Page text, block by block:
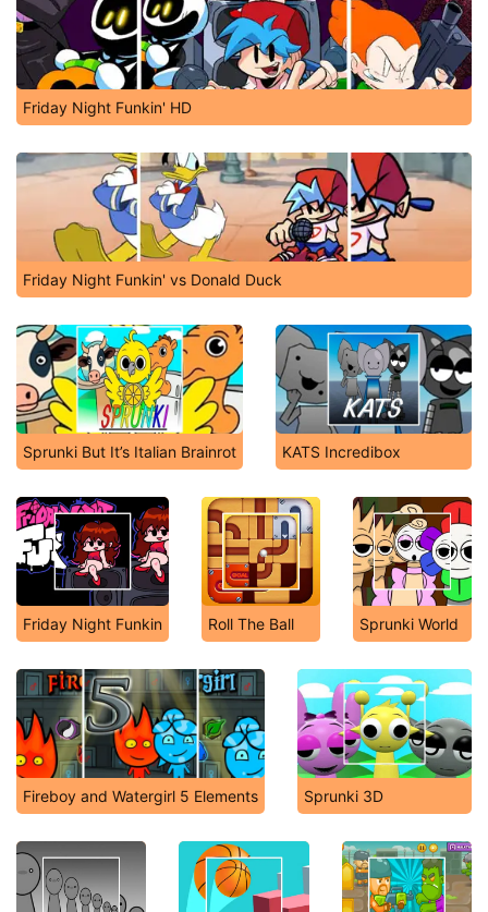
Friday Night Funkin' HD
Friday Night Funkin' vs Donald Duck
Sprunki But It’s Italian Brainrot KATS Incredibox
Friday Night Funkin Roll The Ball Sprunki World
Fireboy and Watergirl 5 Elements Sprunki 3D